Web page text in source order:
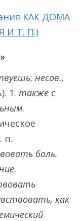
КАК ДОМА
И Т. П.)
; несов.,
1. также с
п.
боль.
как